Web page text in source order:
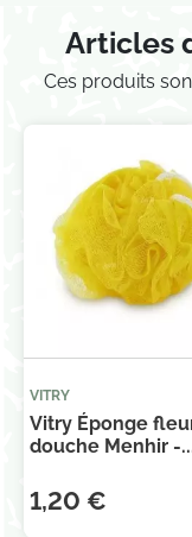
Articles
Ces produits
VITRY
Vitry Éponge
douche Menhir -
1,20 €